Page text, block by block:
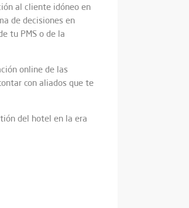
al cliente idóneo en
de decisiones en
tu PMS o de la
online de las
con aliados que te
del hotel en la era